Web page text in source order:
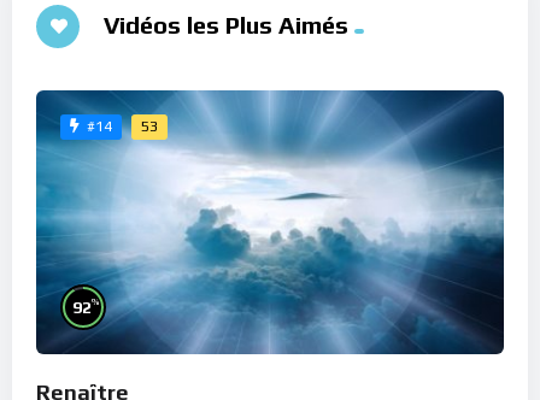
Vidéos les Plus Aimés
#14 53
92%
Renaître